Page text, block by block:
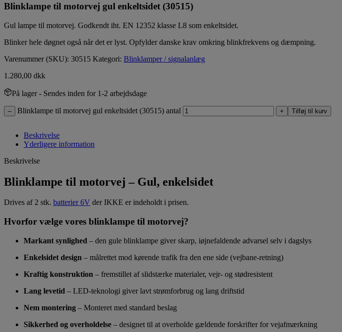
Blinklampe til motorvej gul enkeltsidet (30515)
Gul lampe til motorvej. Godkendt iht. EN 12352 klasse L8 som enkeltsidet.
Blinker hele døgnet også når det er lyst. Opfylder danske krav omkring blinkfrekvens og dæmpning.
Varenummer (SKU): 30515 Kategori: Blinklamper / signalanlæg
1.280,00 dkk
På lager- Sendes inden for 1-2 arbejdsdage
– Blinklampe til motorvej gul enkeltsidet (30515) antal + Tilføj til kurv
Beskrivelse
Yderligere information
Beskrivelse
Blinklampe til motorvej – Gul, enkelsidet
Drives af 2 stk. batterier 6V der IKKE er indeholdt i prisen.
Hvorfor vælge vores blinklampe til motorvej?
Markant synlighed – den gule blinklampe giver skarp, iøjnefaldende advarsel selv i dagslys
Enkelsidet design – målrettet mod kørende trafik fra den ene side (vejbane-retning)
Kraftig konstruktion – fremstillet af slidstærke materialer, vejr- og stødresistent
Lang levetid – LED-teknologi giver lavt strømforbrug og lang driftstid
Nem montering – Monteret med standard beslag
Sikkerhed og overholdelse – designet til at overholde gældende forskrifter for vejafmærkning